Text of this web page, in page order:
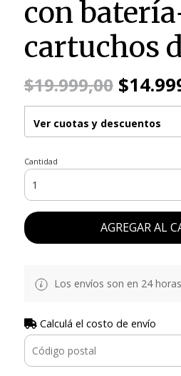
con
cartuchos
$19.999,00
Ver cuotas y descuentos
Cantidad
AGREGAR AL
Los envíos son en 24
Calculá el costo de envío